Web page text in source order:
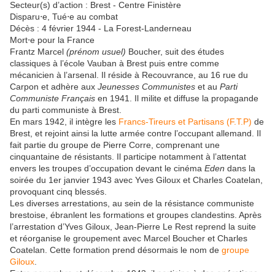
Secteur(s) d’action : Brest - Centre Finistère
Disparu⋅e, Tué⋅e au combat
Décès : 4 février 1944 - La Forest-Landerneau
Mort⋅e pour la France
Frantz Marcel (prénom usuel) Boucher, suit des études
classiques à l’école Vauban à Brest puis entre comme
mécanicien à l’arsenal. Il réside à Recouvrance, au 16 rue du
Carpon et adhère aux Jeunesses Communistes et au Parti
Communiste Français en 1941. Il milite et diffuse la propagande
du parti communiste à Brest.
En mars 1942, il intègre les Francs-Tireurs et Partisans (F.T.P) de
Brest, et rejoint ainsi la lutte armée contre l’occupant allemand. Il
fait partie du groupe de Pierre Corre, comprenant une
cinquantaine de résistants. Il participe notamment à l’attentat
envers les troupes d’occupation devant le cinéma Eden dans la
soirée du 1er janvier 1943 avec Yves Giloux et Charles Coatelan,
provoquant cinq blessés.
Les diverses arrestations, au sein de la résistance communiste
brestoise, ébranlent les formations et groupes clandestins. Après
l’arrestation d’Yves Giloux, Jean-Pierre Le Rest reprend la suite
et réorganise le groupement avec Marcel Boucher et Charles
Coatelan. Cette formation prend désormais le nom de groupe
Giloux